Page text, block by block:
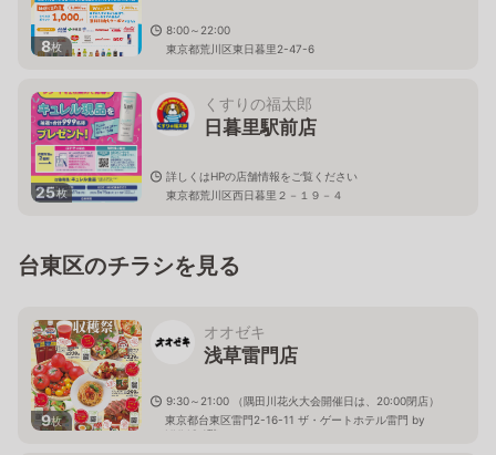
8枚
8:00～22:00
東京都荒川区東日暮里2-47-6
25枚
くすりの福太郎
日暮里駅前店
詳しくはHPの店舗情報をご覧ください
東京都荒川区西日暮里２－１９－４
台東区のチラシを見る
9枚
オオゼキ
浅草雷門店
9:30～21:00 （隅田川花火大会開催日は、20:00閉店）
東京都台東区雷門2-16-11 ザ・ゲートホテル雷門 by
HULIC 1階